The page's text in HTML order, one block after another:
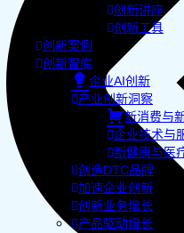
创新讲座
创新工具
创新案例
创新智库
企业AI创新
产业创新洞察
新消费与
企业技术与
新健康与医
创造DTC品牌
加速企业创新
创新业务增长
产品驱动增长